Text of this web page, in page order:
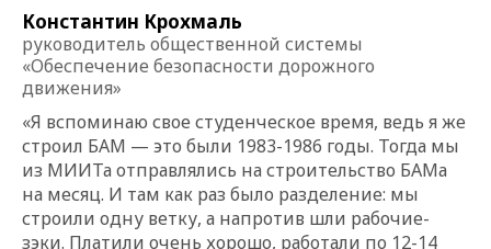
Константин Крохмаль
руководитель общественной системы
«Обеспечение безопасности дорожного
движения»
«Я вспоминаю свое студенческое время, ведь я же
строил БАМ — это были 1983-1986 годы. Тогда мы
из МИИТа отправлялись на строительство БАМа
на месяц. И там как раз было разделение: мы
строили одну ветку, а напротив шли рабочие-
зэки. Платили очень хорошо, работали по 12-14